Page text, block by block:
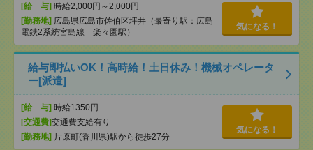
[給 与] 時給2,000円～2,000円
[勤務地] 広島県広島市佐伯区坪井（最寄り駅：広島
電鉄2系統宮島線 楽々園駅）
気になる！
給与即払いOK！高時給！土日休み！機械オペレータ
ー[派遣]
[給 与] 時給1350円
[交通費]交通費支給有り
[勤務地] 片原町(香川県)駅から徒歩27分
気になる！